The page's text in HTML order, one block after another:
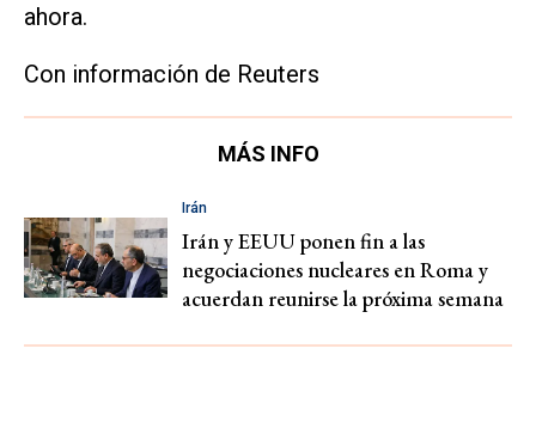
ahora.
Con información de Reuters
MÁS INFO
Irán
Irán y EEUU ponen fin a las
negociaciones nucleares en Roma y
acuerdan reunirse la próxima semana